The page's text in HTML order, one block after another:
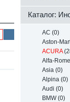
фо
Каталог:
AC (0)
Aston-
ACURA
Alfa-
Asia (0)
Alpina (0)
Audi (0)
BMW (0)